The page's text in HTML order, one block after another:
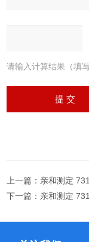
请输入计算结果（填
上一篇： 亲和测定
下一篇： 亲和测定